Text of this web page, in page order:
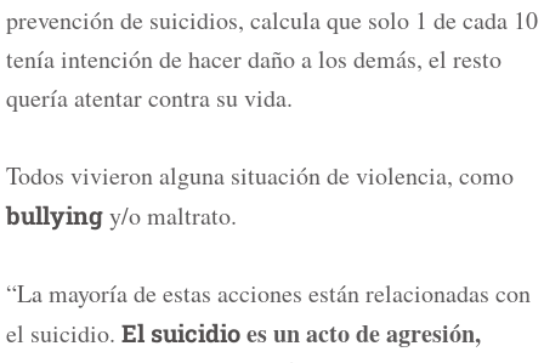
prevención de suicidios, calcula que solo 1 de cada 10
tenía intención de hacer daño a los demás, el resto
quería atentar contra su vida.
Todos vivieron alguna situación de violencia, como
bullyingy/o maltrato.
“La mayoría de estas acciones están relacionadas con
el suicidio. El suicidioes un acto de agresión,